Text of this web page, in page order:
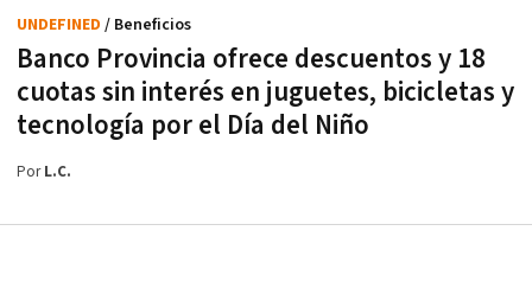
Banco Provincia ofrece descuentos y 18
cuotas sin interés en juguetes, bicicletas y
tecnología por el Día del Niño
UNDEFINED / Beneficios
PorL.C.